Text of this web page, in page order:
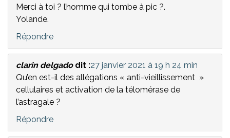
Merci à toi ? l’homme qui tombe à pic ?.
Yolande.
Répondre
clarin delgado dit :27 janvier 2021 à 19 h 24 min
Qu’en est-il des allégations « anti-vieillissement »
cellulaires et activation de la télomérase de
l’astragale ?
Répondre